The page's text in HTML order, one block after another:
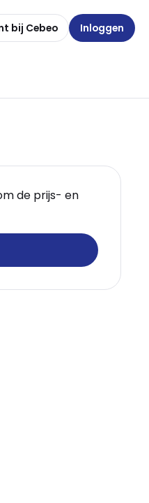
bij Cebeo Inloggen
de prijs- en